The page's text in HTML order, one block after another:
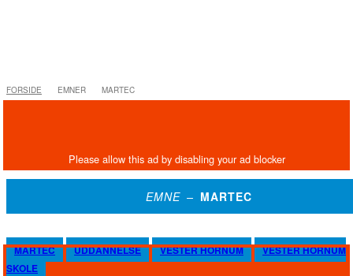
FORSIDE EMNER MARTEC
EMNE – MARTEC
MARTEC UDDANNELSE VESTER HORNUM
VESTER HORNUM
SKOLE